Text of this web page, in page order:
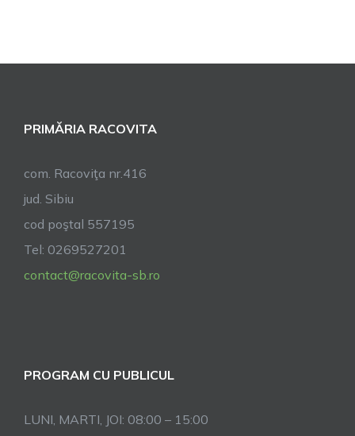
PRIMĂRIA RACOVITA
com. Racoviţa nr.416
jud. Sibiu
cod poştal 557195
Tel: 0269527201
contact@racovita-sb.ro
PROGRAM CU PUBLICUL
LUNI, MARTI, JOI: 08:00 – 15:00